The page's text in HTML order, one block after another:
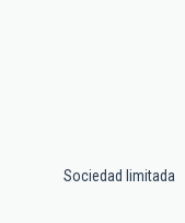
Sociedad limitada